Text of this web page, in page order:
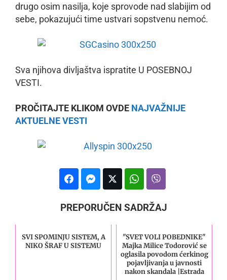
drugo osim nasilja, koje sprovode nad slabijim od
sebe, pokazujući time ustvari sopstvenu nemoć.
Sva njihova divljaštva ispratite U POSEBNOJ
VESTI.
PROČITAJTE KLIKOM OVDE NAJVAŽNIJE
AKTUELNE VESTI
PREPORUČEN SADRŽAJ
SVI SPOMINJU SISTEM, A
NIKO ŠRAF U SISTEMU
"SVET VOLI POBEDNIKE"
Majka Milice Todorović se
oglasila povodom ćerkinog
pojavljivanja u javnosti
nakon skandala |Estrada